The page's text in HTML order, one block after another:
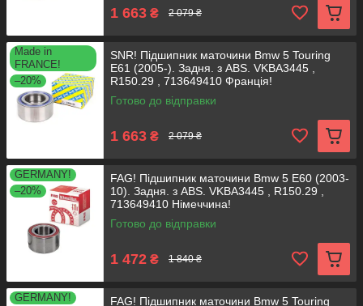
1 663 ₴ 2 079 ₴
Made in
FRANCE!
–20%
SNR! Підшипник маточини Bmw 5 Touring
E61 (2005-). Задня. з ABS. VKBA3445 ,
R150.29 , 713649410 Франція!
Готово до відправки
1 663 ₴ 2 079 ₴
GERMANY!
–20%
FAG! Підшипник маточини Bmw 5 E60 (2003-
10). Задня. з ABS. VKBA3445 , R150.29 ,
713649410 Німеччина!
Готово до відправки
1 472 ₴ 1 840 ₴
GERMANY! FAG! Підшипник маточини Bmw 5 Touring